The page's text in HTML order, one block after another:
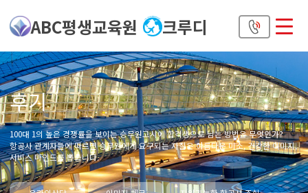
ABC평생교육원 크루디
후기
100대 1의 높은 경쟁률을 보이는 승무원고시에 합격생으로 남는 방법은 무엇인가?
항공사 관계자들에 따르면 승무원에게 요구되는 자질은 아름다운 미소, 건강한 이미지,
서비스 마인드를 뽑습니다.